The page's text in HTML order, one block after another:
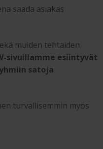
saada asiakas
muiden tehtaiden
sivuillamme esiintyvät
satoja
turvallisemmin myös